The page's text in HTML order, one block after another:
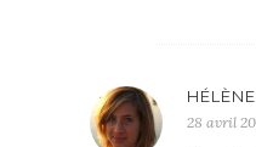
HÉLÈNE
28 avril